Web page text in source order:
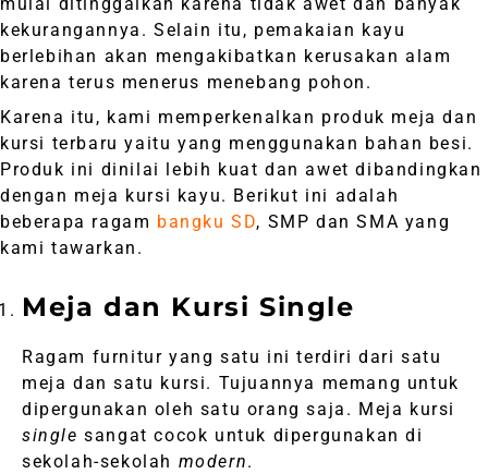
kekurangannya. Selain itu, pemakaian kayu
berlebihan akan mengakibatkan kerusakan alam
karena terus menerus menebang pohon.
Karena itu, kami memperkenalkan produk meja dan
kursi terbaru yaitu yang menggunakan bahan besi.
Produk ini dinilai lebih kuat dan awet dibandingkan
dengan meja kursi kayu. Berikut ini adalah
beberapa ragam bangku SD, SMP dan SMA yang
kami tawarkan.
Meja dan Kursi Single
Ragam furnitur yang satu ini terdiri dari satu
meja dan satu kursi. Tujuannya memang untuk
dipergunakan oleh satu orang saja. Meja kursi
single sangat cocok untuk dipergunakan di
sekolah-sekolah modern.